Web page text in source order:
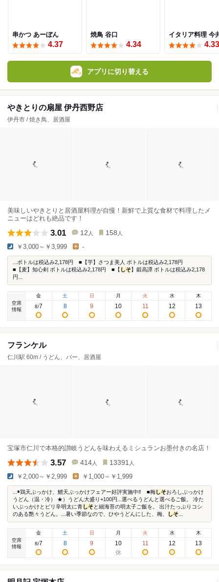
串かつ あーぼん
4.37
焼鳥 谷口
4.34
イタリア料理 今
4.33
アプリに切り替える
やきとりの扇屋 伊丹西野店
伊丹市 / 焼き鳥、居酒屋
美味しいやきとりと居酒屋料理が自慢！新鮮で上質な食材で料理したメ
ニューはどれも絶品です！
3.01 12 人 158 人
￥3,000～￥3,999 -
...ボトルは税込み2,178円 ■【芋】さつま美人 ボトルは税込み2,178円
■【麦】知心剣 ボトルは税込み2,178円 ■【 しそ】鍛高譚 ボトルは税込み2,178
円...
空席
情報
金
8/7
土
8
日
9
月
10
火
11
水
12
木
13
フランケル
仁川駅 60m / うどん、バー、居酒屋
宝塚市仁川で本格的讃岐うどんを味わえるミシュランお墨付きの名店！
3.57 414 人 13391 人
￥2,000～￥2,999 ￥1,000～￥1,999
...◉鶏天ぶっかけ、鱧天ぶっかけフェアー好評実施中‼︎ ■梅 しそおろしぶっかけ
うどん（温・冷） ★）うどん大盛り+100円...選べるうどんと選べるご飯。 冷た
いぶっかけとピリ辛明太に青 しそと細海苔の明太子ご飯を。 出汁たっぷりコシ
のある艶々うどん。...暑い季節なので、ひやうどんにした、梅、
しそ
空席
情報
金
8/7
土
8
日
9
月
10
火
11
水
12
木
13